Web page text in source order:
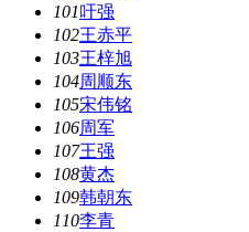
101吁强
102王赤平
103王梓旭
104周顺东
105宋伟铭
106周军
107王强
108黄杰
109韩朝东
110李青